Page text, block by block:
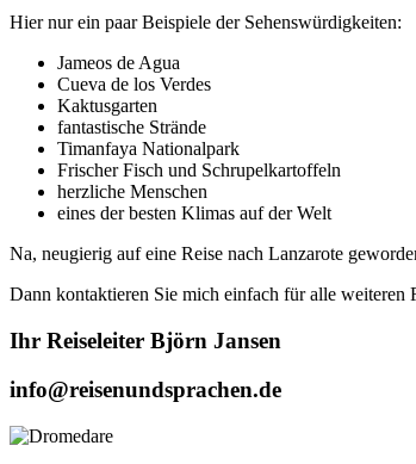
Hier nur ein paar Beispiele der Sehenswürdigkeiten:
Jameos de Agua
Cueva de los Verdes
Kaktusgarten
fantastische Strände
Timanfaya Nationalpark
Frischer Fisch und Schrupelkartoffeln
herzliche Menschen
eines der besten Klimas auf der Welt
Na, neugierig auf eine Reise nach Lanzarote
Dann kontaktieren Sie mich einfach für alle weiteren
Ihr Reiseleiter Björn Jansen
info@reisenundsprachen.de